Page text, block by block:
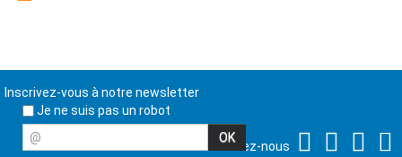
Inscrivez-vous à notre newsletter
Je ne suis pas un robot
@
Suivez-nous